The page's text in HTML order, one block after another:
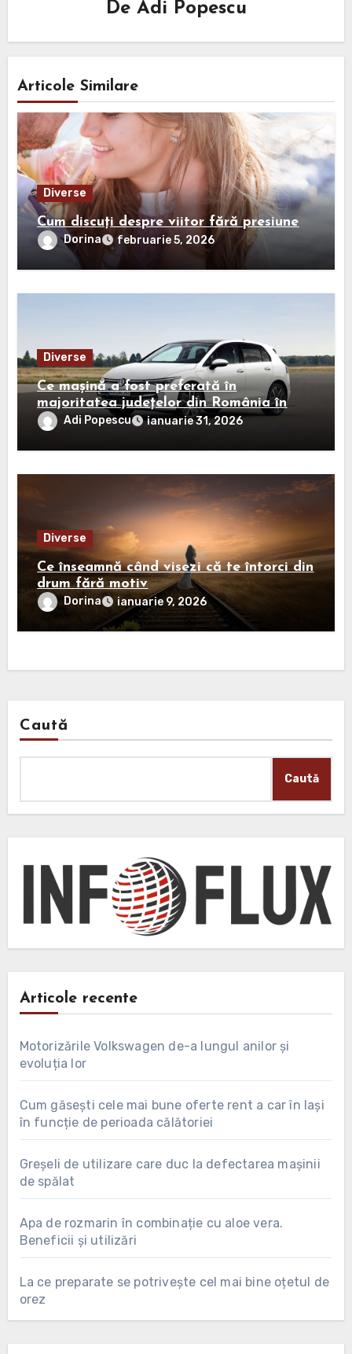
De Adi Popescu
Articole Similare
Diverse
Cum discuți despre viitor fără presiune
Dorina februarie 5, 2026
Diverse
Ce mașină a fost preferată în
majoritatea județelor din România în
2025?Adi Popescu ianuarie 31, 2026
Diverse
Ce înseamnă când visezi că te întorci din
drum fără motiv
Dorina ianuarie 9, 2026
Caută
Caută
Articole recente
Motorizările Volkswagen de-a lungul anilor și
evoluția lor
Cum găsești cele mai bune oferte rent a car în Iași
în funcție de perioada călătoriei
Greșeli de utilizare care duc la defectarea mașinii
de spălat
Apa de rozmarin în combinație cu aloe vera.
Beneficii și utilizări
La ce preparate se potrivește cel mai bine oțetul de
orez